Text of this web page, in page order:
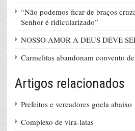
“Não podemos ficar de braços
Senhor é ridicularizado”
NOSSO AMOR A DEUS DEVE
Carmelitas abandonam convento
Artigos relacionados
Prefeitos e vereadores goela abaixo
Complexo de vira-latas